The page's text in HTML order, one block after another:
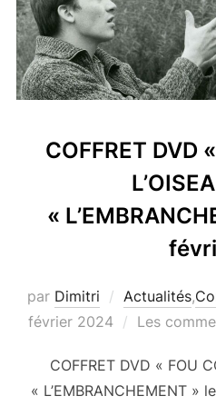
COFFRET DVD
«
par Dimitri Actualités,
février 2024
Les
COFFRET DVD « FOU
« L’EMBRANCHEMENT